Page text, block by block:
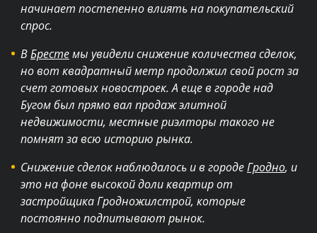
начинает постепенно влиять на покупательский
спрос.
ВБрестемы увидели снижение количества сделок,
но вот квадратный метр продолжил свой рост за
счет готовых новостроек. А еще в городе над
Бугом был прямо вал продаж элитной
недвижимости, местные риэлторы такого не
помнят за всю историю рынка.
Снижение сделок наблюдалось и в городеГродно, и
это на фоне высокой доли квартир от
застройщика Гродножилстрой, которые
постоянно подпитывают рынок.